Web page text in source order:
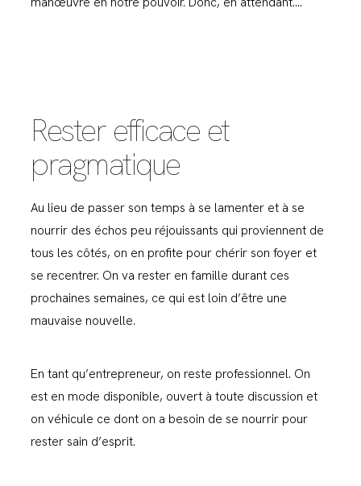
Rester efficace et
pragmatique
Au lieu de passer son temps à se lamenter et à se
nourrir des échos peu réjouissants qui proviennent de
tous les côtés, on en profite pour chérir son foyer et
se recentrer. On va rester en famille durant ces
prochaines semaines, ce qui est loin d’être une
mauvaise nouvelle.
En tant qu’entrepreneur, on reste professionnel. On
est en mode disponible, ouvert à toute discussion et
on véhicule ce dont on a besoin de se nourrir pour
rester sain d’esprit.